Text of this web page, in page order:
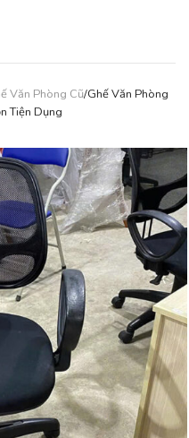
Văn Phòng Cũ/Ghế Văn Phòng
Tiện Dụng